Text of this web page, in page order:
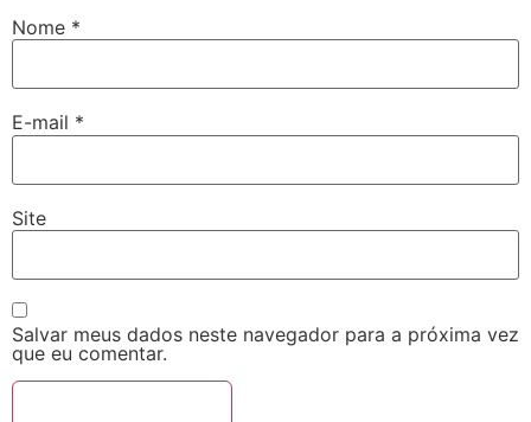
Nome *
E-mail *
Site
Salvar meus dados neste navegador para a próxima vez
que eu comentar.